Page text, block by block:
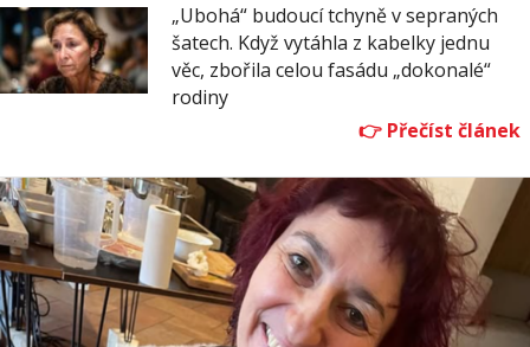
„Ubohá“ budoucí tchyně v sepraných
šatech. Když vytáhla z kabelky jednu
věc, zbořila celou fasádu „dokonalé“
rodiny